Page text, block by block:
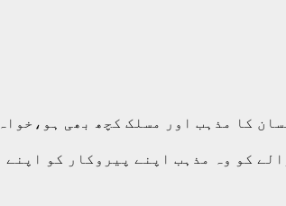
کا مذہب اور مسلک کچھ بھی
کو وہ مذہب اپنے پیروکار کو